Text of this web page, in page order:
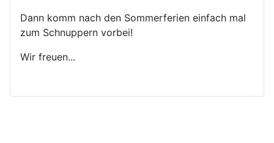
Dann komm nach den Sommerferien einfach mal
zum Schnuppern vorbei!
Wir freuen...